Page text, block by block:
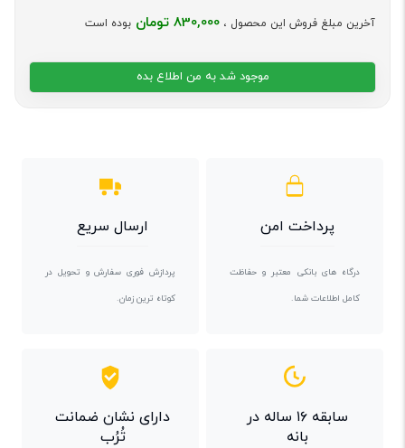
آخرین مبلغ فروش این محصول ، 830,000 تومان بوده است
موجود شد به من اطلاع بده
پرداخت امن
درگاه های بانکی معتبر و حفاظت
کامل اطلاعات شما.
ارسال سریع
پردازش فوری سفارش و تحویل در
کوتاه ترین زمان.
سابقه ۱۶ ساله در
بانه
دارای نشان ضمانت
تُرُب